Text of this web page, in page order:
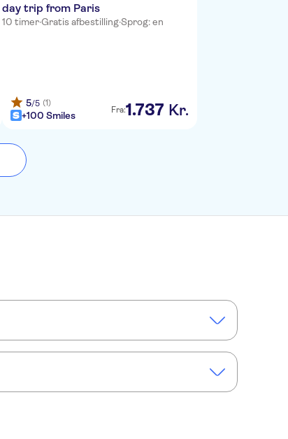
day trip from Paris
10 timer·Gratis afbestilling·Sprog: en
5/5 (1)
+100 Smiles Fra:1.737 Kr.